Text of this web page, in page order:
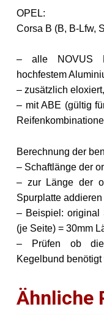
OPEL:
Corsa B (B, B-Lfw,
– alle NOVUS
hochfestem
– zusätzlich
– mit ABE (gültig
Berechnung der
– Schaftlänge der
– zur Länge der
Spurplatte addieren
– Beispiel: original
(je Seite) = 30mm
– Prüfen ob die
Kegelbund benötigt
Ähnliche